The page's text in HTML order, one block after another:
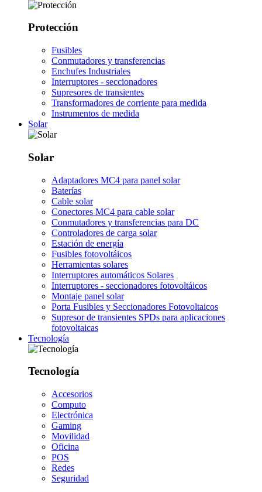
Protección
Fusibles
Conmutadores y transferencias
Enchufes Industriales
Interruptores - seccionadores
Supresores de transientes
Transformadores de corriente para medida
Instrumentos de medida
Solar
Solar
Adaptadores MC4 para panel solar
Baterías
Cable solar
Conectores MC4 para cable solar
Conmutadores y transferencias para DC
Controladores de carga solar
Estación de energía
Fusibles fotovoltáicos
Herramientas solares
Interruptores automáticos Solares
Interruptores - seccionadores fotovoltáicos
Montaje panel solar
Porta Fusibles y Seccionadores Fotovoltaicos
Supresor de transientes SPDs para aplicaciones
fotovoltaicas
Tecnología
Tecnología
Accesorios
Computo
Electrónica
Gaming
Movilidad
Oficina
POS
Redes
Seguridad